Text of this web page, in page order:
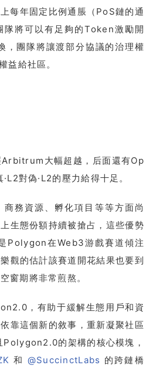
每年固定比例通脹（PoS鏈的通
隊將可以有足夠的Token激勵開
，團隊將讓渡部分協議的治理權
益給社區。
大幅超越，后面還有Op
對偽·L2的壓力給得十足。
務資源、孵化項目等等方面尚
生態份額持續被搶占，這些優勢
Polygon在Web3游戲賽道傾注
觀的估計該賽道開花結果也要到
窗期將非常煎熬。
，有助于緩解生態用戶和資
靠這個新的敘事，重新凝聚社區
Polygon2.0的架構的核心模塊，
和 @SuccinctLabs 的跨鏈橋